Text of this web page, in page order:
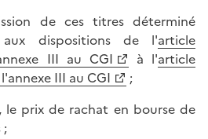
de ces titres déterminé
aux dispositions de l'article
III au CGI
à l'article
III au CGI
;
le prix de rachat en bourse de
;